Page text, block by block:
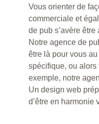
Vous orienter de
commerciale et
de pub s’avère être
Notre agence de
être là pour vous
spécifique, ou alors
exemple, notre
Un design web
d’être en harmonie